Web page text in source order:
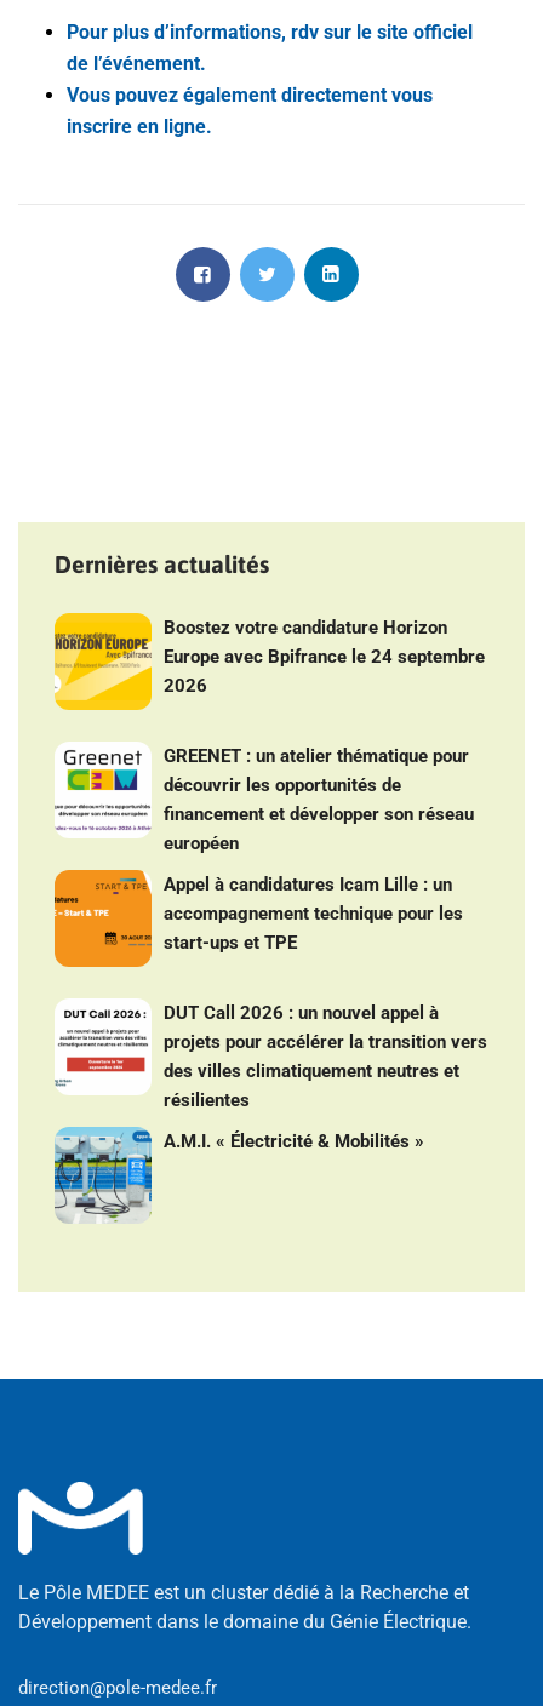
Pour plus d’informations, rdv sur le site officiel
de l’événement.
Vous pouvez également directement vous
inscrire en ligne.
Dernières actualités
Boostez votre candidature Horizon
Europe avec Bpifrance le 24 septembre
2026
GREENET : un atelier thématique pour
découvrir les opportunités de
financement et développer son réseau
européen
Appel à candidatures Icam Lille : un
accompagnement technique pour les
start-ups et TPE
DUT Call 2026 : un nouvel appel à
projets pour accélérer la transition vers
des villes climatiquement neutres et
résilientes
A.M.I. « Électricité & Mobilités »
Le Pôle MEDEE est un cluster dédié à la Recherche et
Développement dans le domaine du Génie Électrique.
direction@pole-medee.fr